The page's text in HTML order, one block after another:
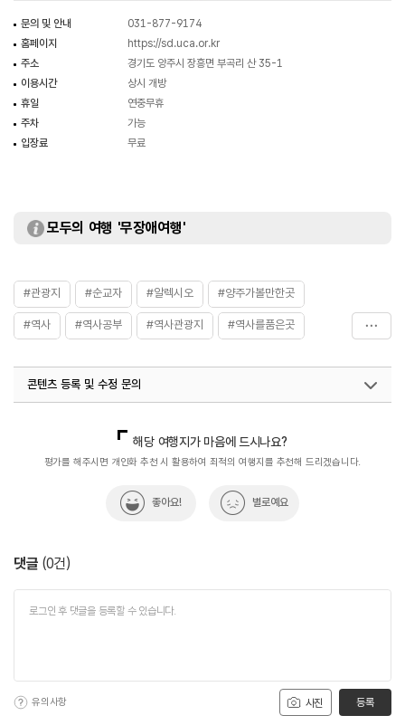
최창현, 홍낙민 등 교회 지도자들이 체포되었다는 소식을 듣고 조선 땅의 신앙의
빛을 이어가겠다는 마지막 일념으로 토굴에서 『백서』를 작성하였다.
1801년 12월 10일에 당시 26세에 대역부도(大逆不道)의 판결을 받고 서소문
밖에서 능지처사형으로 순교하였다.
황사영 묘는 제주도, 추자도에 있는 그의 처, 아들의 묘와 함께 천주교 성지로
많은 순례자가 찾는다. 황사영 묘 앞에 있는 외벽이 특이하게 돌로 건축된 3층
문의 및 안내
031-877-9174
홈페이지
https://sd.uca.or.kr
주소
경기도 양주시 장흥면 부곡리 산 35-1
이용시간
상시 개방
휴일
연중무휴
주차
가능
입장료
무료
모두의 여행 '무장애여행'
#관광지 #순교자 #알렉시오 #양주가볼만한곳
#역사 #역사공부 #역사관광지 #역사를품은곳
#역사유적 #역사유적지
콘텐츠 등록 및 수정 문의
해당 여행지가 마음에 드시나요?
평가를 해주시면 개인화 추천 시 활용하여 최적의 여행지를 추천해 드리겠습니다.
좋아요! 별로예요
댓글 (0건)
사진
유의사항 등록